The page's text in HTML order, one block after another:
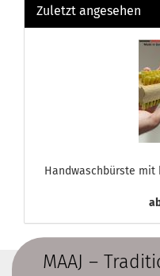
Zuletzt angesehen
Handwaschbürste
MAAJ –